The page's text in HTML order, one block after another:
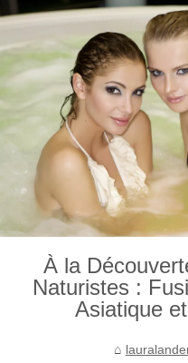
À la
Naturistes :
Asiatique